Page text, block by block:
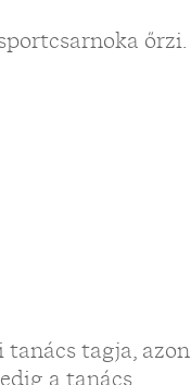
őrzi.
tagja, azon
a tanács